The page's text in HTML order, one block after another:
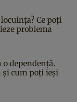
Ce poți
problema
dependență.
cum poți ieși